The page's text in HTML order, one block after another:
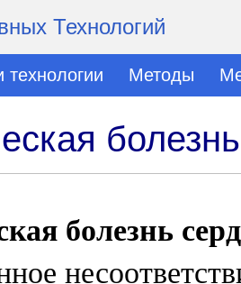
Технологий
Методы
болезнь